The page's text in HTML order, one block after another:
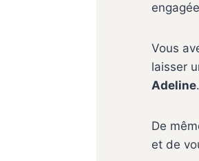
Vous
laisser
Adeline
De
et de